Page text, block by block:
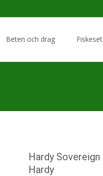
Beten och drag Fiskeset
Hardy
Hardy